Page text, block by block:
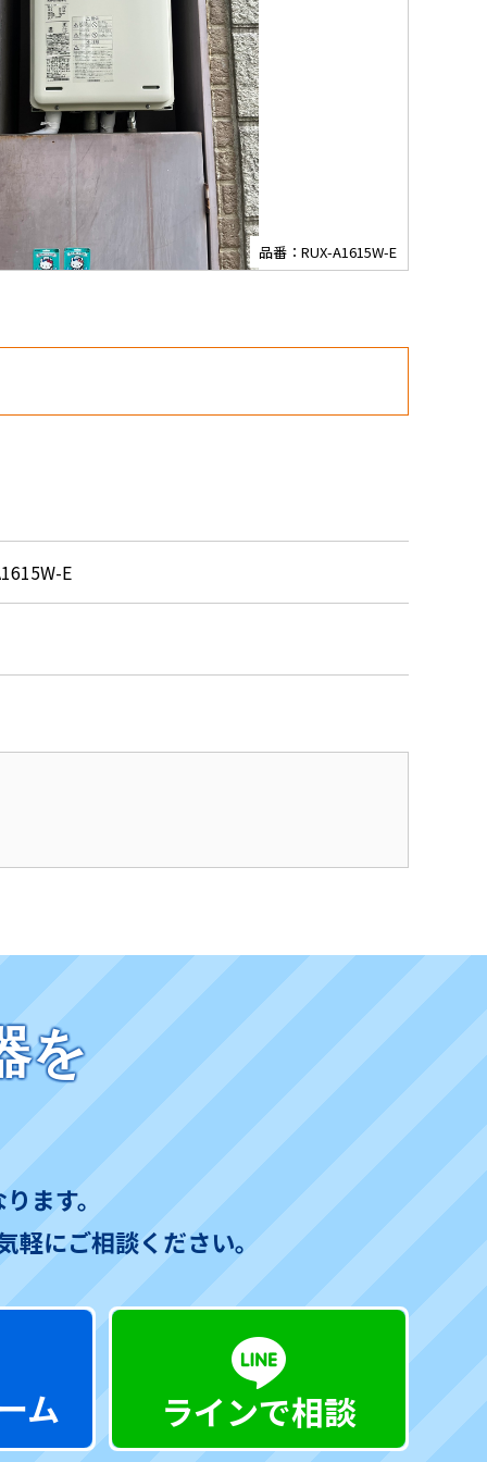
品番：RUX-A1615W-E
E
を
ます。
にご相談ください。
ム ラインで相談